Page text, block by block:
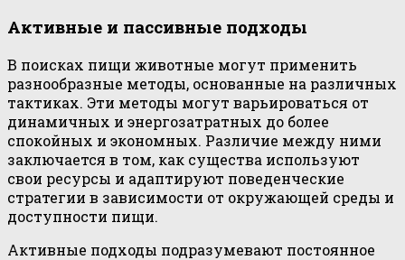
Активные и пассивные подходы
В поисках пищи животные могут применить
разнообразные методы, основанные на различных
тактиках. Эти методы могут варьироваться от
динамичных и энергозатратных до более
спокойных и экономных. Различие между ними
заключается в том, как существа используют
свои ресурсы и адаптируют поведенческие
стратегии в зависимости от окружающей среды и
доступности пищи.
Активные подходы подразумевают постоянное